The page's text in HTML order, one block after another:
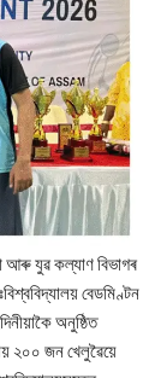
আৰু যুৱ কল্যাণ বিভাগৰ
বেডমিণ্টন
অনুষ্ঠিত
২০০ জন খেলুৱৈয়ে